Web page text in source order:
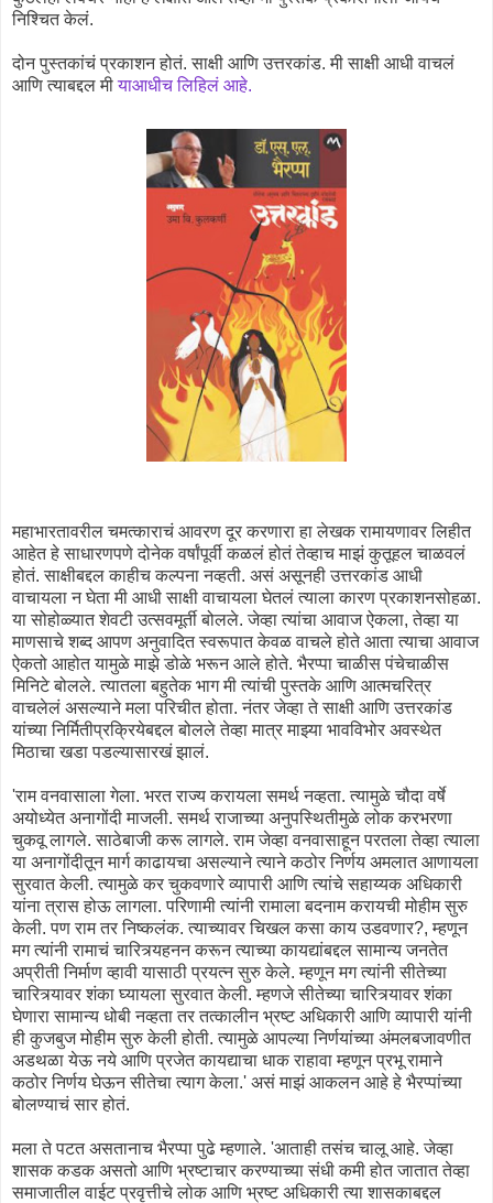
निश्चित केलं.
दोन पुस्तकांचं प्रकाशन होतं. साक्षी आणि उत्तरकांड. मी साक्षी आधी वाचलं
आणि त्याबद्दल मीयाआधीच लिहिलं आहे.
महाभारतावरील चमत्काराचं आवरण दूर करणारा हा लेखक रामायणावर लिहीत
आहेत हे साधारणपणे दोनेक वर्षांपूर्वी कळलं होतं तेव्हाच माझं कुतूहल चाळवलं
होतं. साक्षीबद्दल काहीच कल्पना नव्हती. असं असूनही उत्तरकांड आधी
वाचायला न घेता मी आधी साक्षी वाचायला घेतलं त्याला कारण प्रकाशनसोहळा.
या सोहोळ्यात शेवटी उत्सवमूर्ती बोलले. जेव्हा त्यांचा आवाज ऐकला, तेव्हा या
माणसाचे शब्द आपण अनुवादित स्वरूपात केवळ वाचले होते आता त्याचा आवाज
ऐकतो आहोत यामुळे माझे डोळे भरून आले होते. भैरप्पा चाळीस पंचेचाळीस
मिनिटे बोलले. त्यातला बहुतेक भाग मी त्यांची पुस्तके आणि आत्मचरित्र
वाचलेलं असल्याने मला परिचीत होता. नंतर जेव्हा ते साक्षी आणि उत्तरकांड
यांच्या निर्मितीप्रक्रियेबद्दल बोलले तेव्हा मात्र माझ्या भावविभोर अवस्थेत
मिठाचा खडा पडल्यासारखं झालं.
'राम वनवासाला गेला. भरत राज्य करायला समर्थ नव्हता. त्यामुळे चौदा वर्षे
अयोध्येत अनागोंदी माजली. समर्थ राजाच्या अनुपस्थितीमुळे लोक करभरणा
चुकवू लागले. साठेबाजी करू लागले. राम जेव्हा वनवासाहून परतला तेव्हा त्याला
या अनागोंदीतून मार्ग काढायचा असल्याने त्याने कठोर निर्णय अमलात आणायला
सुरवात केली. त्यामुळे कर चुकवणारे व्यापारी आणि त्यांचे सहाय्यक अधिकारी
यांना त्रास होऊ लागला. परिणामी त्यांनी रामाला बदनाम करायची मोहीम सुरु
केली. पण राम तर निष्कलंक. त्याच्यावर चिखल कसा काय उडवणार?, म्हणून
मग त्यांनी रामाचं चारित्र्यहनन करून त्याच्या कायद्यांबद्दल सामान्य जनतेत
अप्रीती निर्माण व्हावी यासाठी प्रयत्न सुरु केले. म्हणून मग त्यांनी सीतेच्या
चारित्र्यावर शंका घ्यायला सुरवात केली. म्हणजे सीतेच्या चारित्र्यावर शंका
घेणारा सामान्य धोबी नव्हता तर तत्कालीन भ्रष्ट अधिकारी आणि व्यापारी यांनी
ही कुजबुज मोहीम सुरु केली होती. त्यामुळे आपल्या निर्णयांच्या अंमलबजावणीत
अडथळा येऊ नये आणि प्रजेत कायद्याचा धाक राहावा म्हणून प्रभू रामाने
कठोर निर्णय घेऊन सीतेचा त्याग केला.' असं माझं आकलन आहे हे भैरप्पांच्या
बोलण्याचं सार होतं.
मला ते पटत असतानाच भैरप्पा पुढे म्हणाले. 'आताही तसंच चालू आहे. जेव्हा
शासक कडक असतो आणि भ्रष्टाचार करण्याच्या संधी कमी होत जातात तेव्हा
समाजातील वाईट प्रवृत्तीचे लोक आणि भ्रष्ट अधिकारी त्या शासकाबद्दल